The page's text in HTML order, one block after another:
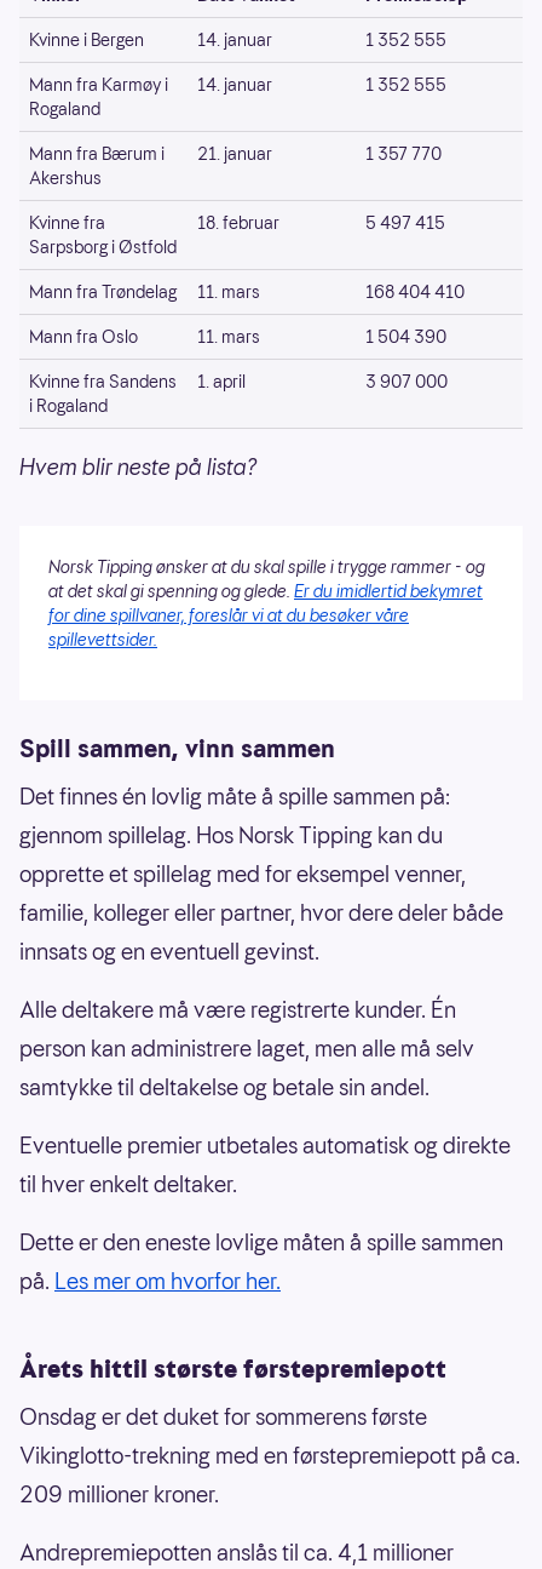
Kvinne i Bergen
14. januar
1 352 555
Mann fra Karmøy i
Rogaland
14. januar 1 352 555
Mann fra Bærum i
Akershus
21. januar 1 357 770
Kvinne fra
Sarpsborg i Østfold
18. februar 5 497 415
Mann fra Trøndelag 11. mars
168 404 410
Mann fra Oslo
11. mars
1 504 390
Kvinne fra Sandens
i Rogaland
1. april 3 907 000
Hvem blir neste på lista?
Norsk Tipping ønsker at du skal spille i trygge rammer - og
at det skal gi spenning og glede. Er du imidlertid bekymret
for dine spillvaner, foreslår vi at du besøker våre
spillevettsider.
Spill sammen, vinn sammen
Det finnes én lovlig måte å spille sammen på:
gjennom spillelag. Hos Norsk Tipping kan du
opprette et spillelag med for eksempel venner,
familie, kolleger eller partner, hvor dere deler både
innsats og en eventuell gevinst.
Alle deltakere må være registrerte kunder. Én
person kan administrere laget, men alle må selv
samtykke til deltakelse og betale sin andel.
Eventuelle premier utbetales automatisk og direkte
til hver enkelt deltaker.
Dette er den eneste lovlige måten å spille sammen
på. Les mer om hvorfor her.
Årets hittil største førstepremiepott
Onsdag er det duket for sommerens første
Vikinglotto-trekning med en førstepremiepott på ca.
209 millioner kroner.
Andrepremiepotten anslås til ca. 4,1 millioner